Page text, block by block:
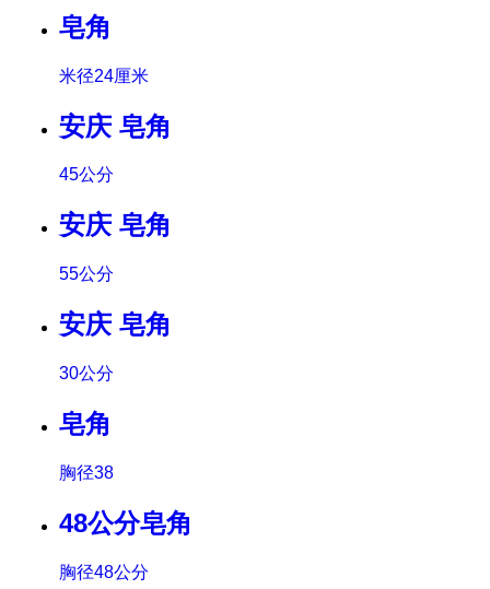
皂角
米径24厘米
安庆 皂角
45公分
安庆 皂角
55公分
安庆 皂角
30公分
皂角
胸径38
48公分皂角
胸径48公分